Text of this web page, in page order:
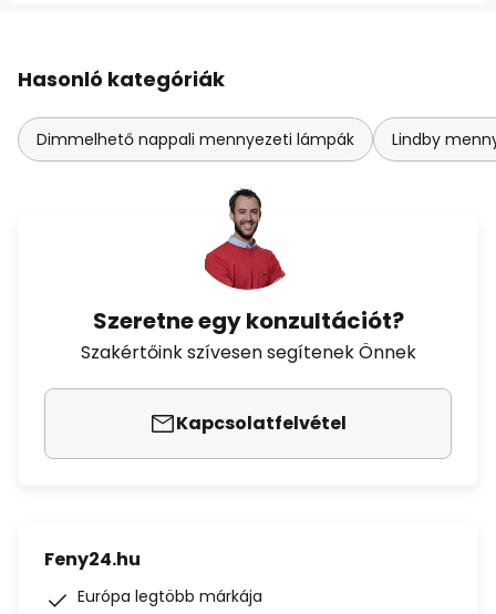
Hasonló kategóriák
Dimmelhető nappali mennyezeti lámpák Lindby
Szeretne egy konzultációt?
Szakértőink szívesen segítenek Önnek
Kapcsolatfelvétel
Feny24.hu
Európa legtöbb márkája